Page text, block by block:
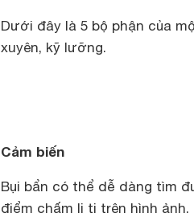
Dưới đây là 5 bộ phận của
xuyên, kỹ lưỡng.
Cảm biến
Bụi bẩn có thể dễ dàng tìm
điểm chấm li ti trên hình